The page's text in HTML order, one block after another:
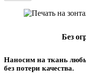
Без
Наносим на ткань
без потери качества.